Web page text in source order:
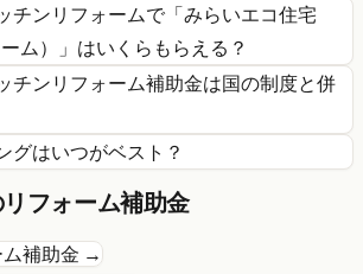
チンリフォームで「みらいエコ住宅
ム）
」はいくらもらえる？
チンリフォーム補助金は国の制度と併
グはいつがベスト？
フォーム補助金
補助金 →